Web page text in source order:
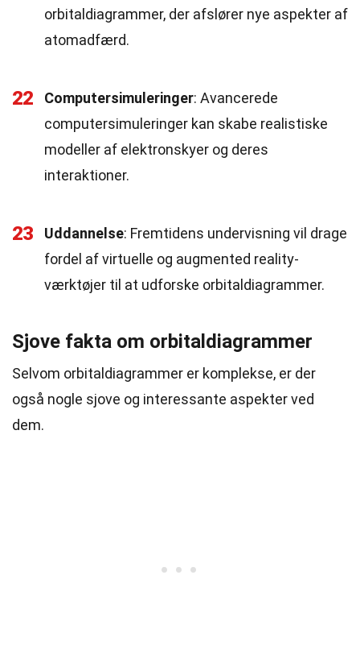
orbitaldiagrammer, der afslører nye aspekter af
atomadfærd.
22 Computersimuleringer: Avancerede
computersimuleringer kan skabe realistiske
modeller af elektronskyer og deres
interaktioner.
23 Uddannelse: Fremtidens undervisning vil drage
fordel af virtuelle og augmented reality-
værktøjer til at udforske orbitaldiagrammer.
Sjove fakta om orbitaldiagrammer
Selvom orbitaldiagrammer er komplekse, er der
også nogle sjove og interessante aspekter ved
dem.